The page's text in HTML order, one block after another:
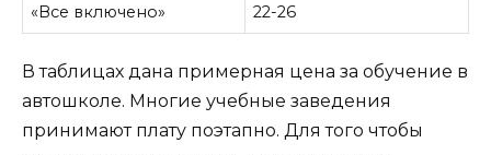
«Все включено» 22-26
В таблицах дана примерная цена за обучение в
автошколе. Многие учебные заведения
принимают плату поэтапно. Для того чтобы